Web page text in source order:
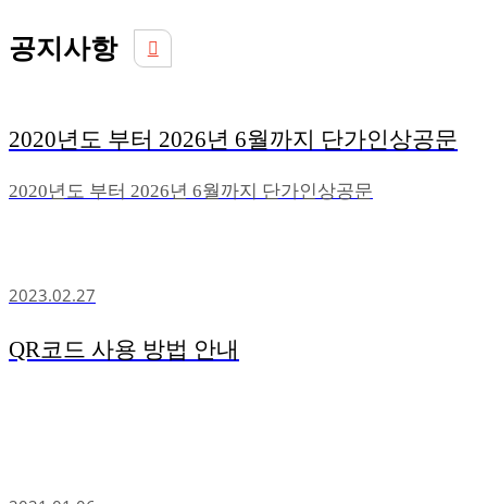
공지사항
2020년도 부터 2026년 6월까지 단가인상공문
2020년도 부터 2026년 6월까지 단가인상공문
2023.02.27
QR코드 사용 방법 안내